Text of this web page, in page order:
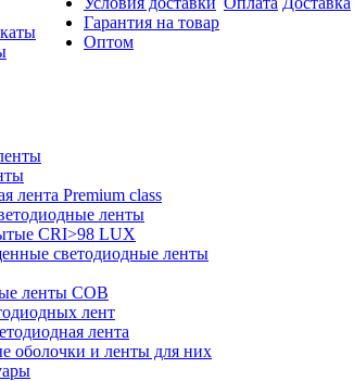
Гарантия на товар
Оптом
лента Premium class
ленты
CRI>98 LUX
светодиодные ленты
ленты COB
лент
лента
оболочки и ленты для них